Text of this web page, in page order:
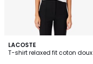
LACOSTE
T-shirt relaxed fit coton doux
12
Couleurs